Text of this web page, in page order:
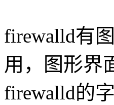
firewalld有
用，图形界
firewalld的